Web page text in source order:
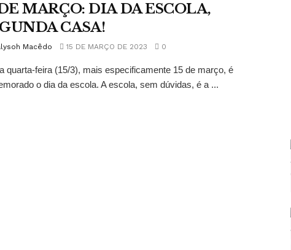
MARÇO: DIA DA ESCOLA,
CASA!
Macêdo 15 DE MARÇO DE 2023 0
quarta-feira (15/3), mais especificamente 15 de março, é
o dia da escola. A escola, sem dúvidas, é a ...